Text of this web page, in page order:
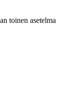
toinen asetelma